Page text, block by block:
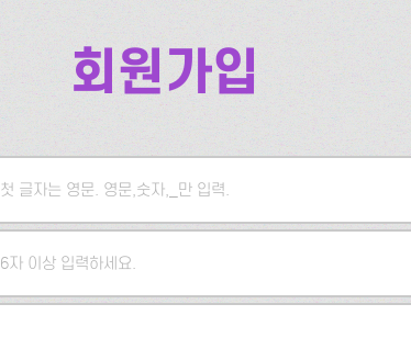
회원가입
첫 글자는 영문. 영문,숫자,_만 입력.
5자 이상 입력하세요.
6자 이상 입력하세요.